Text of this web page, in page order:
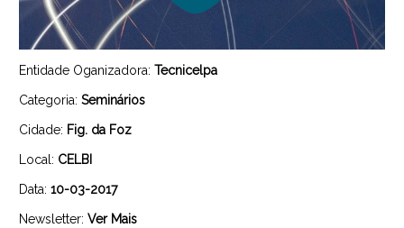
Entidade Oganizadora: Tecnicelpa
Categoria: Seminários
Cidade: Fig. da Foz
Local: CELBI
Data: 10-03-2017
Newsletter: Ver Mais